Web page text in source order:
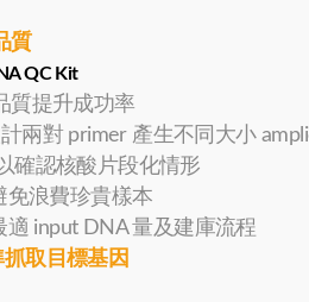
質
QC Kit
質提升成功率
兩對 primer 產生不同大小
確認核酸片段化情形
免浪費珍貴樣本
適 input DNA 量及建庫流程
取目標基因